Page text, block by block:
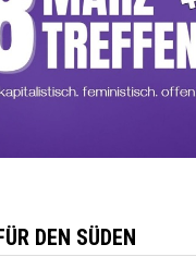
DEN SÜDEN